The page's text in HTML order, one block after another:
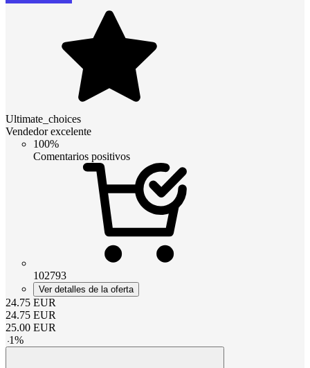
Ultimate_choices
Vendedor excelente
100%
Comentarios positivos
102793
Ver detalles de la oferta
24.75 EUR
24.75 EUR
25.00 EUR
-1%